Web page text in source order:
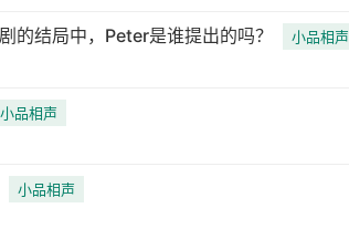
的结局中，Peter是谁提出的吗？
小品相声
小品相声
小品相声